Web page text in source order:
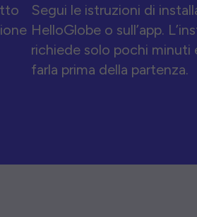
Segui le istruzioni di
HelloGlobe o sull’app.
richiede solo pochi minuti
farla prima della partenza.